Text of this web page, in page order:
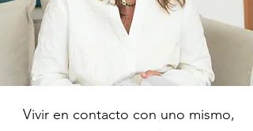
Vivir en contacto con uno mismo,